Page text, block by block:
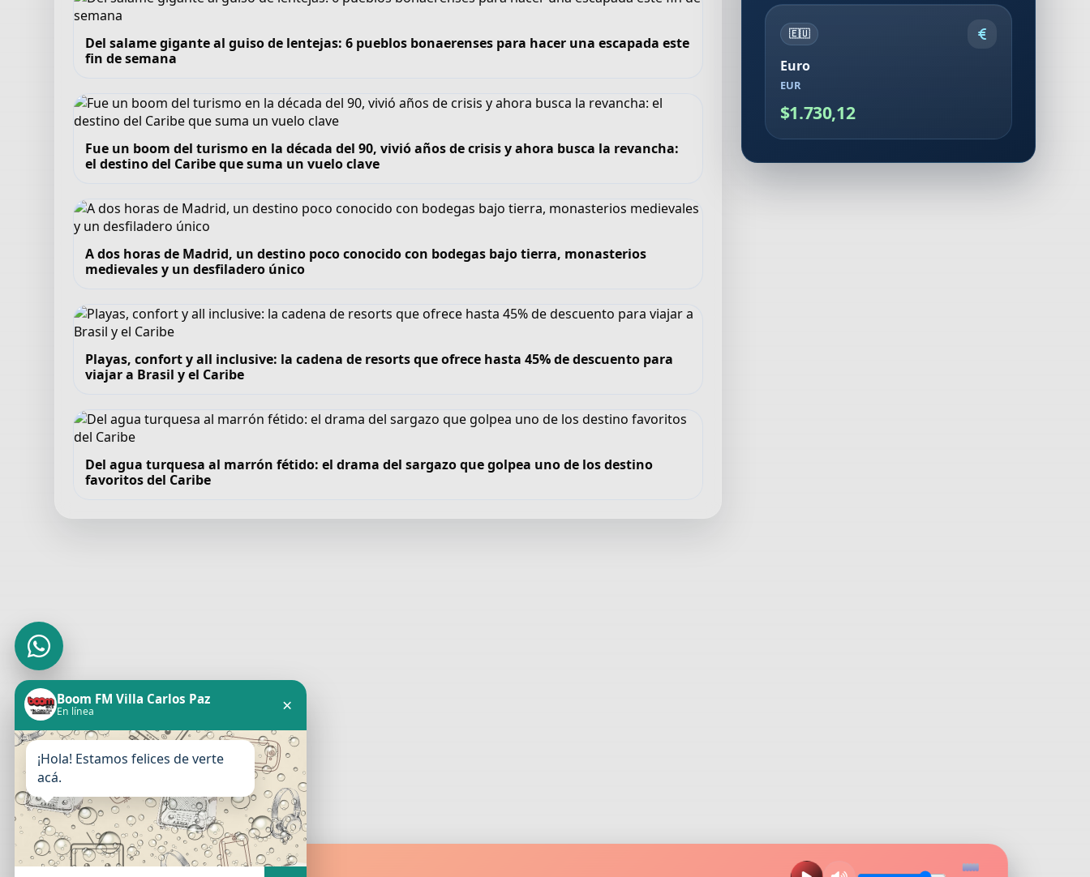
Del salame gigante al guiso de lentejas: 6 pueblos bonaerenses para hacer una escapada este
fin de semana
Fue un boom del turismo en la década del 90, vivió años de crisis y ahora busca la revancha:
el destino del Caribe que suma un vuelo clave
A dos horas de Madrid, un destino poco conocido con bodegas bajo tierra, monasterios
medievales y un desfiladero único
Playas, confort y all inclusive: la cadena de resorts que ofrece hasta 45% de descuento para
viajar a Brasil y el Caribe
Del agua turquesa al marrón fétido: el drama del sargazo que golpea uno de los destino
favoritos del Caribe
🇪🇺
Euro
EUR
$1.730,12
Boom FM
Boom FM Villa Carlos Paz
En línea ×
¡Hola! Estamos felices de verte
acá.